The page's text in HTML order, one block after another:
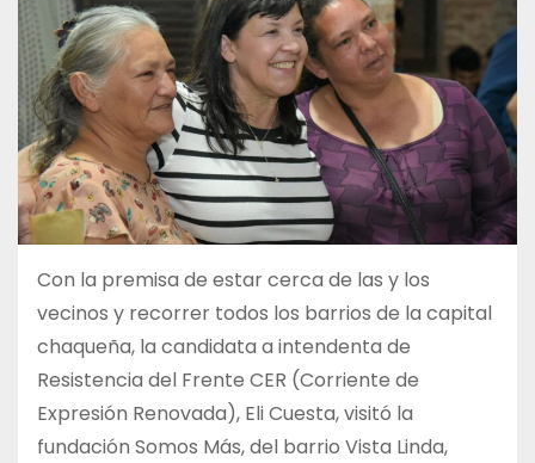
Con la premisa de estar cerca de las y los
vecinos y recorrer todos los barrios de la capital
chaqueña, la candidata a intendenta de
Resistencia del Frente CER (Corriente de
Expresión Renovada), Eli Cuesta, visitó la
fundación Somos Más, del barrio Vista Linda,